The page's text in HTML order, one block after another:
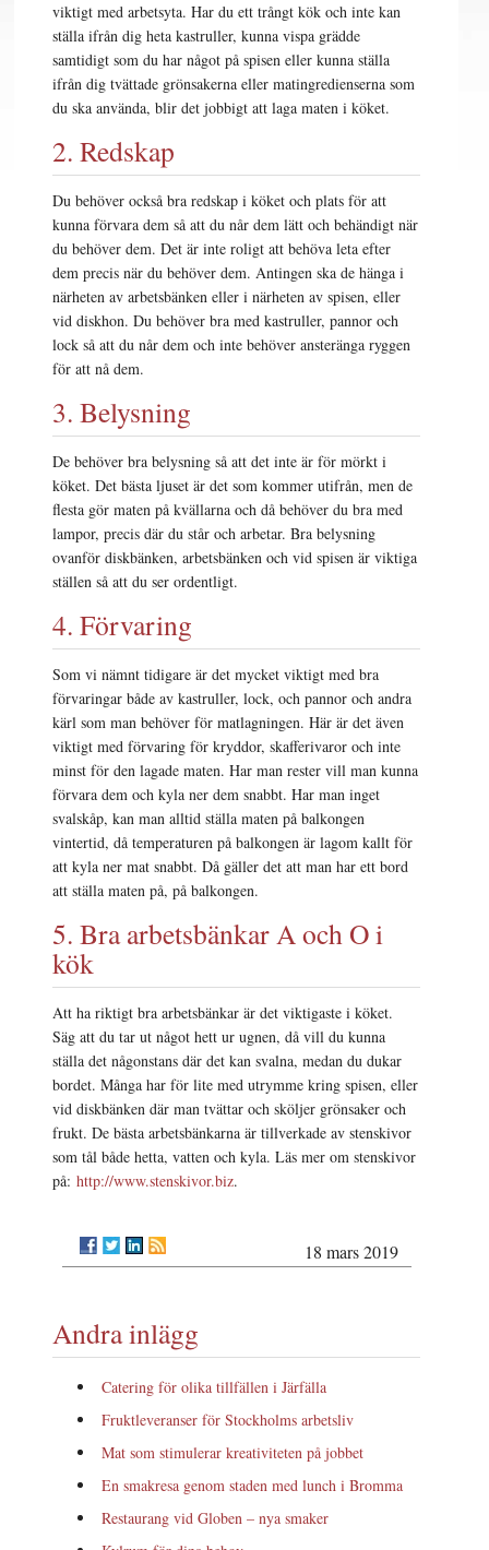
viktigt med arbetsyta. Har du ett trångt kök och inte kan
ställa ifrån dig heta kastruller, kunna vispa grädde
samtidigt som du har något på spisen eller kunna ställa
ifrån dig tvättade grönsakerna eller matingredienserna som
du ska använda, blir det jobbigt att laga maten i köket.
2. Redskap
Du behöver också bra redskap i köket och plats för att
kunna förvara dem så att du når dem lätt och behändigt när
du behöver dem. Det är inte roligt att behöva leta efter
dem precis när du behöver dem. Antingen ska de hänga i
närheten av arbetsbänken eller i närheten av spisen, eller
vid diskhon. Du behöver bra med kastruller, pannor och
lock så att du når dem och inte behöver ansteränga ryggen
för att nå dem.
3. Belysning
De behöver bra belysning så att det inte är för mörkt i
köket. Det bästa ljuset är det som kommer utifrån, men de
flesta gör maten på kvällarna och då behöver du bra med
lampor, precis där du står och arbetar. Bra belysning
ovanför diskbänken, arbetsbänken och vid spisen är viktiga
ställen så att du ser ordentligt.
4. Förvaring
Som vi nämnt tidigare är det mycket viktigt med bra
förvaringar både av kastruller, lock, och pannor och andra
kärl som man behöver för matlagningen. Här är det även
viktigt med förvaring för kryddor, skafferivaror och inte
minst för den lagade maten. Har man rester vill man kunna
förvara dem och kyla ner dem snabbt. Har man inget
svalskåp, kan man alltid ställa maten på balkongen
vintertid, då temperaturen på balkongen är lagom kallt för
att kyla ner mat snabbt. Då gäller det att man har ett bord
att ställa maten på, på balkongen.
5. Bra arbetsbänkar A och O i
kök
Att ha riktigt bra arbetsbänkar är det viktigaste i köket.
Säg att du tar ut något hett ur ugnen, då vill du kunna
ställa det någonstans där det kan svalna, medan du dukar
bordet. Många har för lite med utrymme kring spisen, eller
vid diskbänken där man tvättar och sköljer grönsaker och
frukt. De bästa arbetsbänkarna är tillverkade av stenskivor
som tål både hetta, vatten och kyla. Läs mer om stenskivor
på:http://www.stenskivor.biz.
18 mars 2019
Andra inlägg
Catering för olika tillfällen i Järfälla
Fruktleveranser för Stockholms arbetsliv
Mat som stimulerar kreativiteten på jobbet
En smakresa genom staden med lunch i Bromma
Restaurang vid Globen – nya smaker